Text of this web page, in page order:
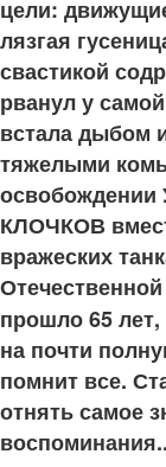
цели:
лязгая
свастикой
рванул у
встала дыбом
тяжелыми
освобождении
КЛОЧКОВ
вражеских
прошло 65
на почти
помнит все.
отнять самое